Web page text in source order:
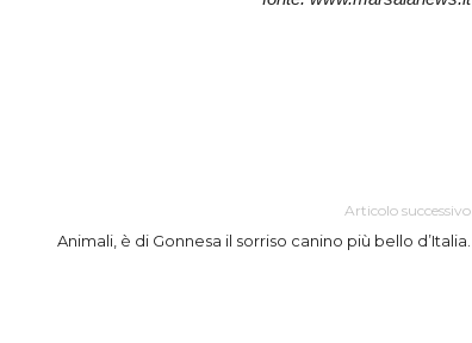
Articolo successivo
Animali, è di Gonnesa il sorriso canino più bello d’Italia.